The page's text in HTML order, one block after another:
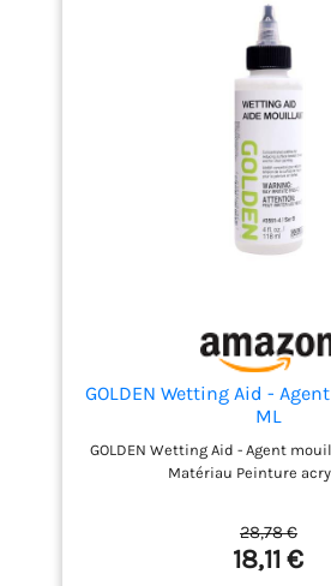
d'extraits de Yucca, une solution
pour améliorer la gestion
GOLDEN Wetting Aid -
ML
GOLDEN Wetting Aid - Agent
Matériau Peinture
28,78 €
18,11 €